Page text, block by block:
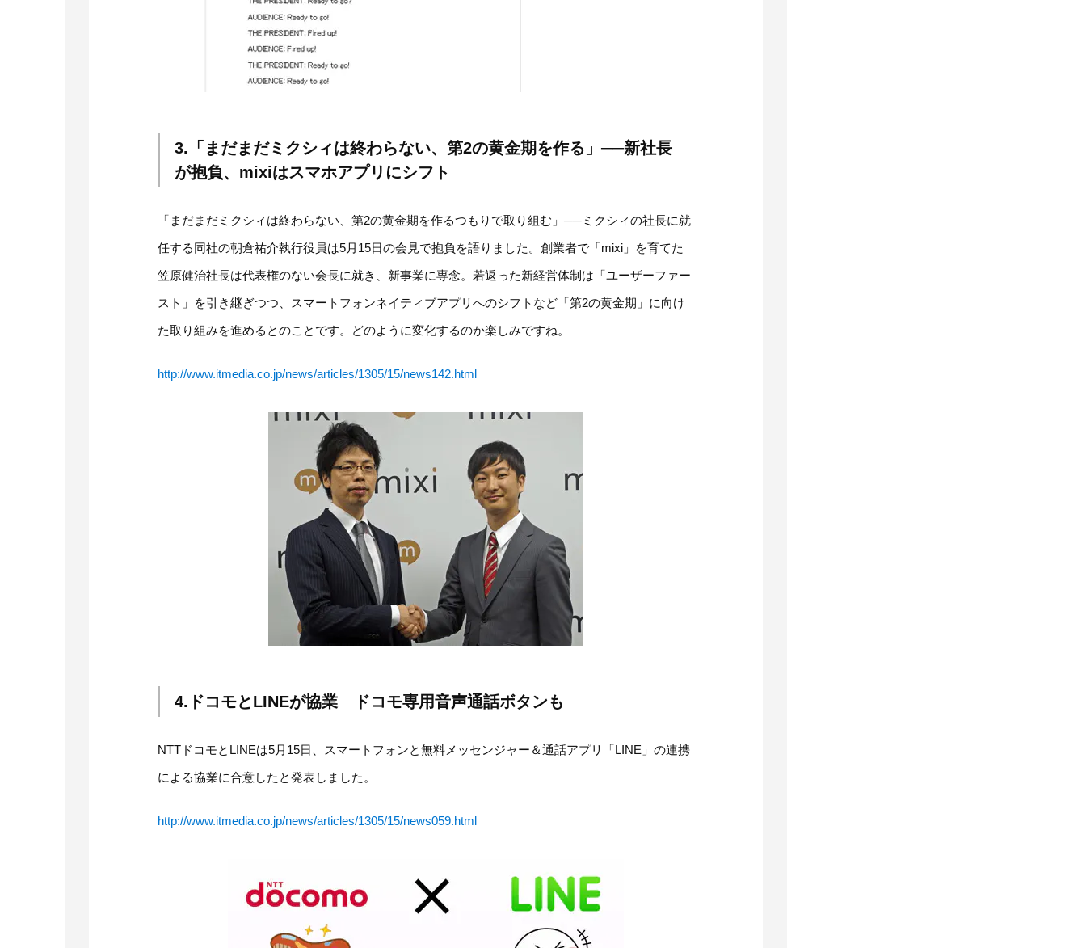
3.「まだまだミクシィは終わらない、第2の黄金期を作る」──新社長
が抱負、mixiはスマホアプリにシフト
「まだまだミクシィは終わらない、第2の黄金期を作るつもりで取り組む」──ミクシィの社長に就
任する同社の朝倉祐介執行役員は5月15日の会見で抱負を語りました。創業者で「mixi」を育てた
笠原健治社長は代表権のない会長に就き、新事業に専念。若返った新経営体制は「ユーザーファー
スト」を引き継ぎつつ、スマートフォンネイティブアプリへのシフトなど「第2の黄金期」に向け
た取り組みを進めるとのことです。どのように変化するのか楽しみですね。
http://www.itmedia.co.jp/news/articles/1305/15/news142.html
4.ドコモとLINEが協業 ドコモ専用音声通話ボタンも
NTTドコモとLINEは5月15日、スマートフォンと無料メッセンジャー＆通話アプリ「LINE」の連携
による協業に合意したと発表しました。
http://www.itmedia.co.jp/news/articles/1305/15/news059.html